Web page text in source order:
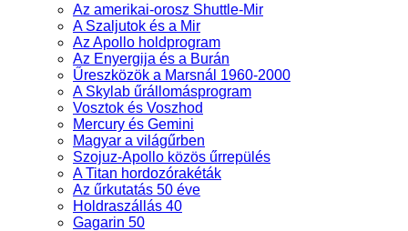
Az amerikai-orosz Shuttle-Mir
A Szaljutok és a Mir
Az Apollo holdprogram
Az Enyergija és a Burán
Űreszközök a Marsnál 1960-2000
A Skylab űrállomásprogram
Vosztok és Voszhod
Mercury és Gemini
Magyar a világűrben
Szojuz-Apollo közös űrrepülés
A Titan hordozórakéták
Az űrkutatás 50 éve
Holdraszállás 40
Gagarin 50